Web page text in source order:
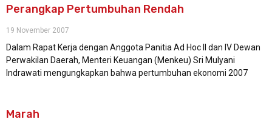
Perangkap Pertumbuhan Rendah
19 November 2007
Dalam Rapat Kerja dengan Anggota Panitia Ad Hoc II dan IV Dewan
Perwakilan Daerah, Menteri Keuangan (Menkeu) Sri Mulyani
Indrawati mengungkapkan bahwa pertumbuhan ekonomi 2007
Marah